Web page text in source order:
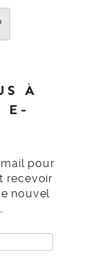
À
E-
pour
recevoir
nouvel